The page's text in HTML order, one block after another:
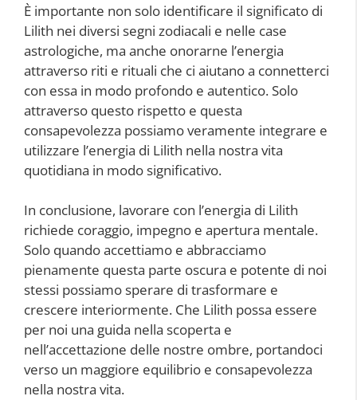
È importante non solo identificare il significato di
Lilith nei diversi segni zodiacali e nelle case
astrologiche, ma anche onorarne l’energia
attraverso riti e rituali che ci aiutano a connetterci
con essa in modo profondo e autentico. Solo
attraverso questo rispetto e questa
consapevolezza possiamo veramente integrare e
utilizzare l’energia di Lilith nella nostra vita
quotidiana in modo significativo.
In conclusione, lavorare con l’energia di Lilith
richiede coraggio, impegno e apertura mentale.
Solo quando accettiamo e abbracciamo
pienamente questa parte oscura e potente di noi
stessi possiamo sperare di trasformare e
crescere interiormente. Che Lilith possa essere
per noi una guida nella scoperta e
nell’accettazione delle nostre ombre, portandoci
verso un maggiore equilibrio e consapevolezza
nella nostra vita.